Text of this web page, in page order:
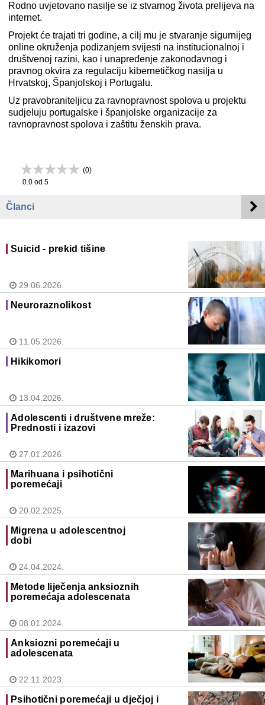
Rodno uvjetovano nasilje se iz stvarnog života prelijeva na
internet.
Projekt će trajati tri godine, a cilj mu je stvaranje sigurnijeg
online okruženja podizanjem svijesti na institucionalnoj i
društvenoj razini, kao i unapređenje zakonodavnog i
pravnog okvira za regulaciju kibernetičkog nasilja u
Hrvatskoj, Španjolskoj i Portugalu.
Uz pravobraniteljicu za ravnopravnost spolova u projektu
sudjeluju portugalske i španjolske organizacije za
ravnopravnost spolova i zaštitu ženskih prava.
(0)
0.0 od 5
Članci
Suicid - prekid tišine
29.06.2026.
Neuroraznolikost
11.05.2026.
Hikikomori
13.04.2026.
Adolescenti i društvene mreže:
Prednosti i izazovi
27.01.2026.
Marihuana i psihotični
poremećaji
20.02.2025.
Migrena u adolescentnoj
dobi
24.04.2024.
Metode liječenja anksioznih
poremećaja adolescenata
08.01.2024.
Anksiozni poremećaji u
adolescenata
22.11.2023.
Psihotični poremećaji u dječjoj i